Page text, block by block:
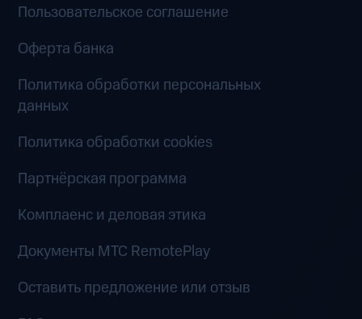
Пользовательское соглашение
Оферта банка
Политика обработки персональных
данных
Политика обработки cookies
Партнёрская программа
Комплаенс и деловая этика
Документы MTC RemotePlay
Оставить предложение или отзыв